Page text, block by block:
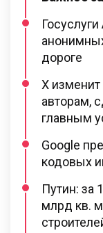
дороге
X
авторам,
главным
Google
кодовых
Путин: за
млрд кв.